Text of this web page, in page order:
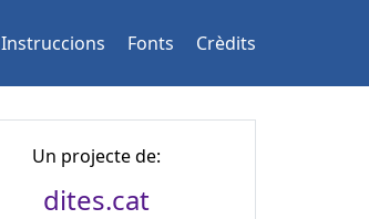
Instruccions Fonts Crèdits
Un projecte de:
dites.cat